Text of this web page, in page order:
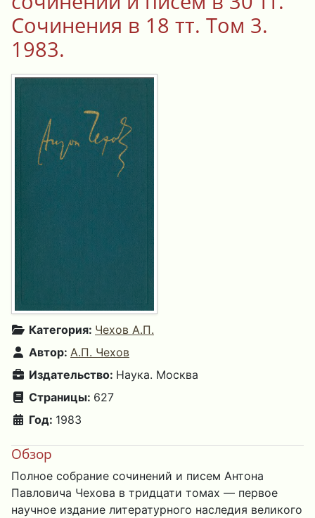
Сочинения в 18 тт. Том 3.
1983.
Категория: Чехов А.П.
Автор: А.П. Чехов
Издательство: Наука. Москва
Страницы: 627
Год: 1983
Обзор
Полное собрание сочинений и писем Антона
Павловича Чехова в тридцати томах — первое
научное издание литературного наследия великого